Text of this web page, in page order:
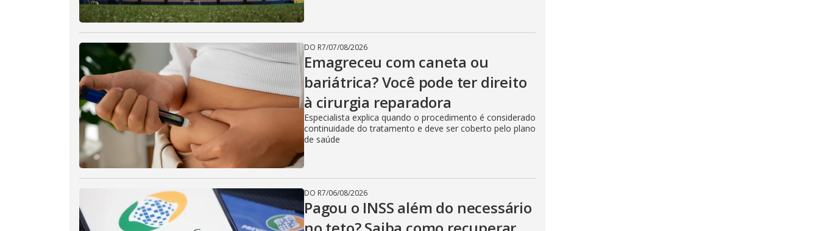
DO R7/07/08/2026
Emagreceu com caneta ou
bariátrica? Você pode ter direito
à cirurgia reparadora
Especialista explica quando o procedimento é considerado
continuidade do tratamento e deve ser coberto pelo plano
de saúde
DO R7/06/08/2026
Pagou o INSS além do necessário